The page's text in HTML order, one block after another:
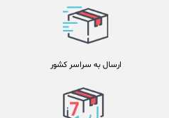
ارسال به سراسر کشور